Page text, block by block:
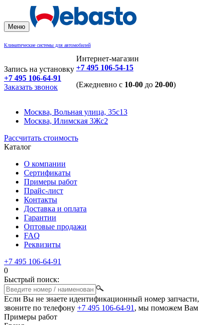
Меню
Климатические системы для автомобилей
Запись на установку
+7 495 106-64-91
Заказать звонок
Интернет-магазин
+7 495 106-54-15
(Ежедневно с 10-00 до 20-00)
Москва, Вольная улица, 35с13
Москва, Илимская 3Жс2
Рассчитать стоимость
Каталог
О компании
Сертификаты
Примеры работ
Прайс-лист
Контакты
Доставка и оплата
Гарантии
Оптовые продажи
FAQ
Реквизиты
+7 495 106-64-91
0
Быстрый поиск:
Если Вы не знаете идентификационный номер запчасти,
звоните по телефону +7 495 106-64-91 , мы поможем Вам
Примеры работ